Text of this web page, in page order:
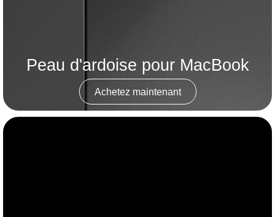
Peau d'ardoise pour MacBook
Achetez maintenant